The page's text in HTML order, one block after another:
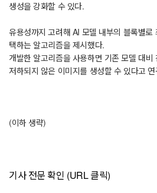
생성을 강화할 수 있다.
유용성까지 고려해 AI 모델 내부의 블록별로
택하는 알고리즘을 제시했다.
개발한 알고리즘을 사용하면 기존 모델 대비
저하되지 않은 이미지를 생성할 수 있다고
(이하 생략)
기사 전문 확인 (URL 클릭)